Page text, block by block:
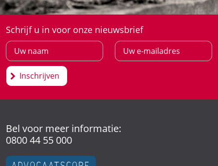
Schrijf u in voor onze nieuwsbrief
Inschrijven
Bel voor meer informatie:
0800 44 55 000